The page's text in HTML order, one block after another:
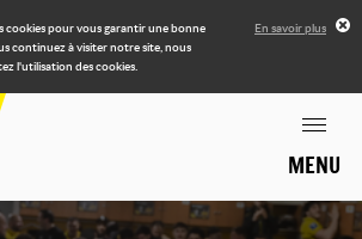
cookies pour vous garantir une bonne
continuez à visiter notre site, nous
l'utilisation des cookies.
En savoir plus
MENU